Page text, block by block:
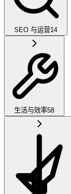
SEO 与运营14
生活与效率58